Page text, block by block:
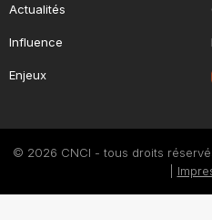
Actualités
Influence
Enjeux
© 2026 CNCI - tous droits